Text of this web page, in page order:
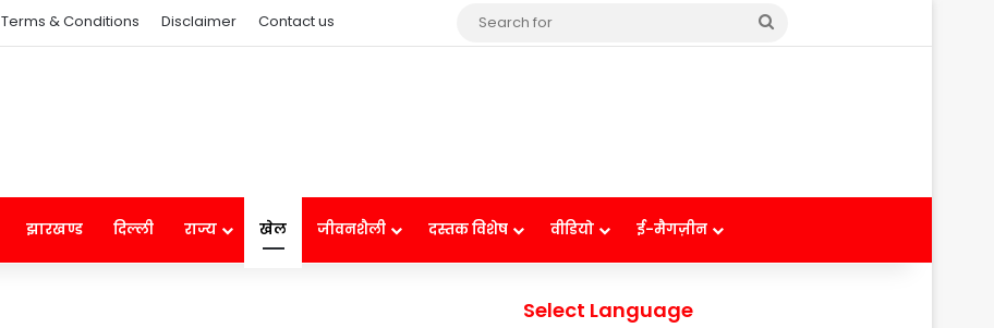
Terms & Conditions Disclaimer Contact us
झारखण्ड दिल्ली राज्य खेल जीवनशैली दस्तक विशेष वीडियो ई-मैगज़ीन
Select Language